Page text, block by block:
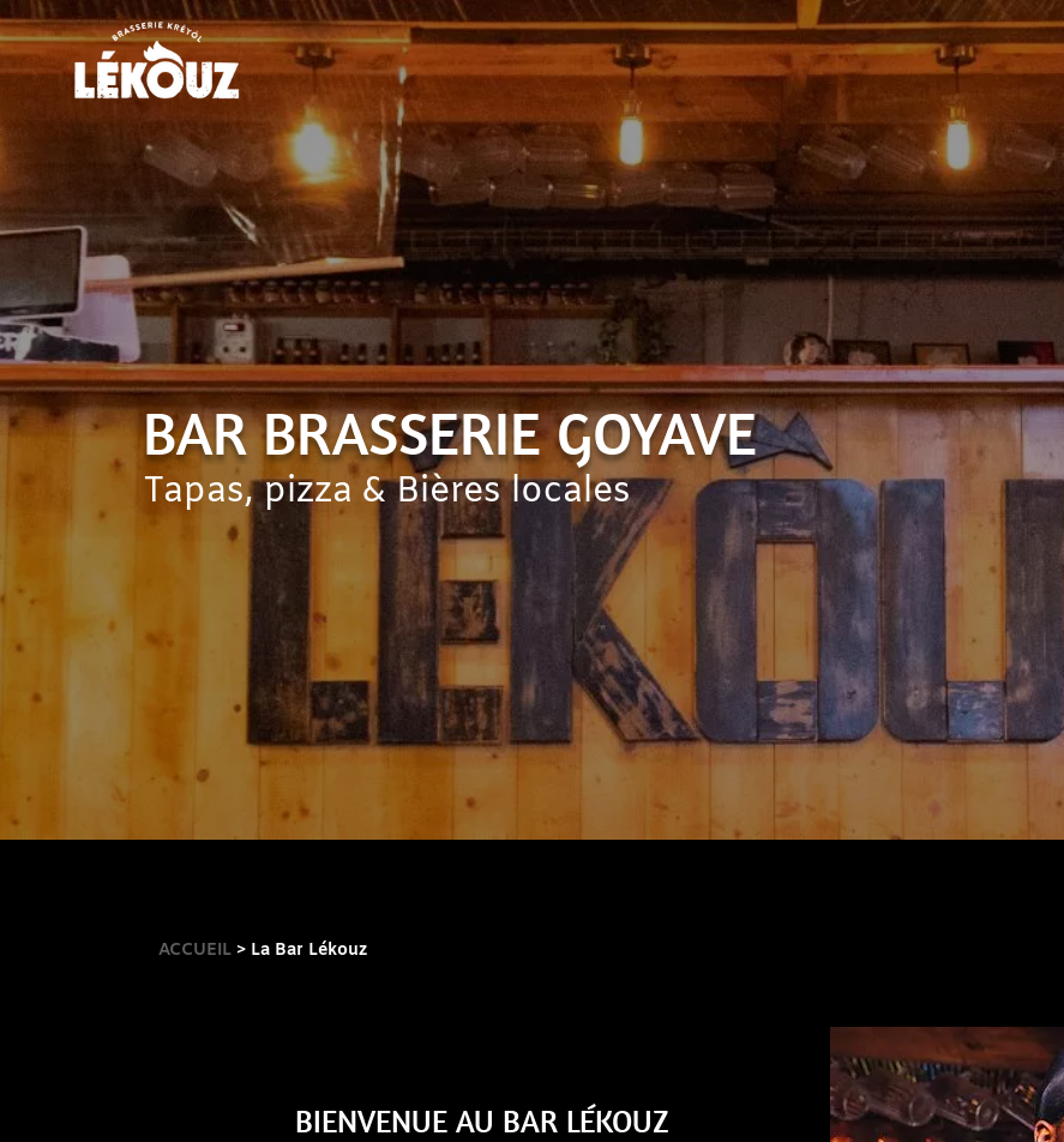
BAR BRASSERIE GOYAVE
Tapas, pizza & Bières locales
ACCUEIL > La Bar Lékouz
BIENVENUE AU BAR LÉKOUZ